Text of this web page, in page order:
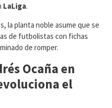
LaLiga.
la planta noble asume que se
de futbolistas con fichas
de romper.
Ocaña en
el